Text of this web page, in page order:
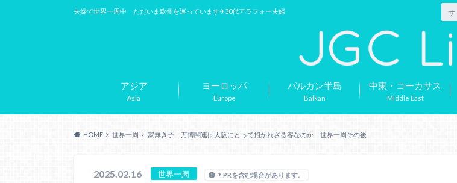
夫婦で世界一周中 ただいま欧州を巡っています✈︎30代アラフォー夫婦
Asia
アジア
Europe
ヨーロッパ
Balkan
バルカン半島
Middle East
中東・コーカサス
HOME 世界一周 家無き子 万博関連は大阪にとって招かれざる客なのか 世界一周その後
2025.02.16 世界一周 ＊PRを含む場合があります。